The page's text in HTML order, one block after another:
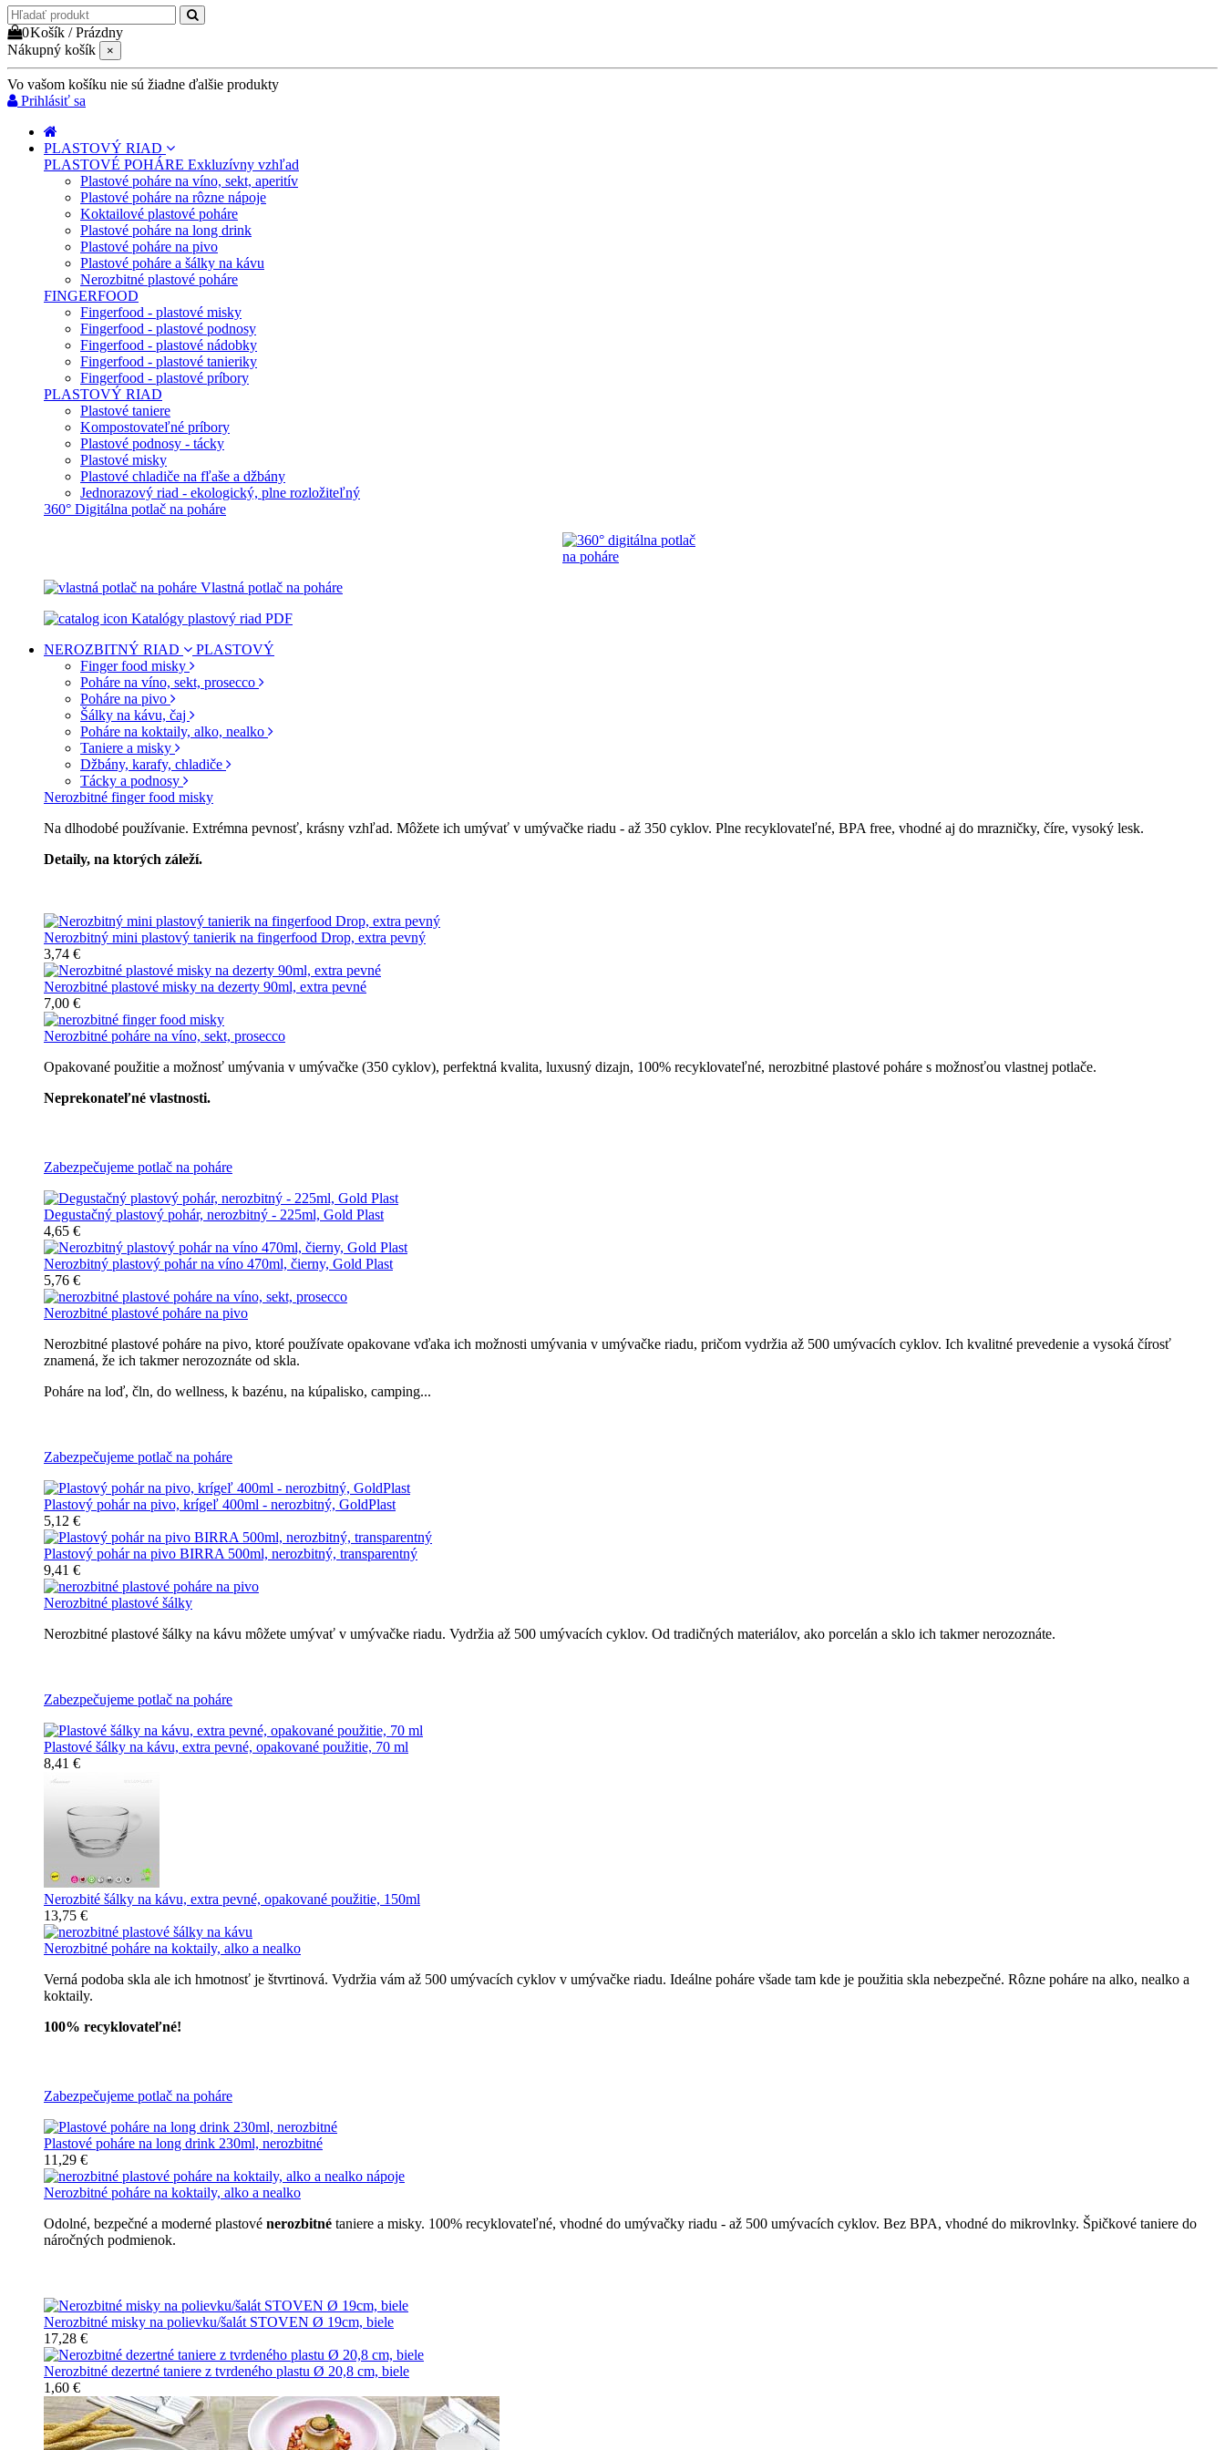
0Košík /Prázdny
Nákupný košík
×
Vo vašom košíku nie sú žiadne ďalšie produkty
Prihlásiť sa
PLASTOVÝ RIAD
PLASTOVÉ POHÁRE Exkluzívny vzhľad
Plastové poháre na víno, sekt, aperitív
Plastové poháre na rôzne nápoje
Koktailové plastové poháre
Plastové poháre na long drink
Plastové poháre na pivo
Plastové poháre a šálky na kávu
Nerozbitné plastové poháre
FINGERFOOD
Fingerfood - plastové misky
Fingerfood - plastové podnosy
Fingerfood - plastové nádobky
Fingerfood - plastové tanieriky
Fingerfood - plastové príbory
PLASTOVÝ RIAD
Plastové taniere
Kompostovateľné príbory
Plastové podnosy - tácky
Plastové misky
Plastové chladiče na fľaše a džbány
Jednorazový riad - ekologický, plne rozložiteľný
360° Digitálna potlač na poháre
Vlastná potlač na poháre
Katalógy plastový riad PDF
NEROZBITNÝ RIAD
PLASTOVÝ
Finger food misky
Poháre na víno, sekt, prosecco
Poháre na pivo
Šálky na kávu, čaj
Poháre na koktaily, alko, nealko
Taniere a misky
Džbány, karafy, chladiče
Tácky a podnosy
Nerozbitné finger food misky
Na dlhodobé používanie. Extrémna pevnosť, krásny vzhľad. Môžete ich umývať v umývačke riadu - až 350 cyklov. Plne recyklovateľné, BPA free, vhodné aj do mrazničky, číre, vysoký lesk.
Detaily, na ktorých záleží.
Nerozbitný mini plastový tanierik na fingerfood Drop, extra pevný
3,74 €
Nerozbitné plastové misky na dezerty 90ml, extra pevné
7,00 €
Nerozbitné poháre na víno, sekt, prosecco
Opakované použitie a možnosť umývania v umývačke (350 cyklov), perfektná kvalita, luxusný dizajn, 100% recyklovateľné, nerozbitné plastové poháre s možnosťou vlastnej potlače.
Neprekonateľné vlastnosti.
Zabezpečujeme potlač na poháre
Degustačný plastový pohár, nerozbitný - 225ml, Gold Plast
4,65 €
Nerozbitný plastový pohár na víno 470ml, čierny, Gold Plast
5,76 €
Nerozbitné plastové poháre na pivo
Nerozbitné plastové poháre na pivo, ktoré používate opakovane vďaka ich možnosti umývania v umývačke riadu, pričom vydržia až 500 umývacích cyklov. Ich kvalitné prevedenie a vysoká čírosť
znamená, že ich takmer nerozoznáte od skla.
Poháre na loď, čln, do wellness, k bazénu, na kúpalisko, camping...
Zabezpečujeme potlač na poháre
Plastový pohár na pivo, krígeľ 400ml - nerozbitný, GoldPlast
5,12 €
Plastový pohár na pivo BIRRA 500ml, nerozbitný, transparentný
9,41 €
Nerozbitné plastové šálky
Nerozbitné plastové šálky na kávu môžete umývať v umývačke riadu. Vydržia až 500 umývacích cyklov. Od tradičných materiálov, ako porcelán a sklo ich takmer nerozoznáte.
Zabezpečujeme potlač na poháre
Plastové šálky na kávu, extra pevné, opakované použitie, 70 ml
8,41 €
Nerozbité šálky na kávu, extra pevné, opakované použitie, 150ml
13,75 €
Nerozbitné poháre na koktaily, alko a nealko
Verná podoba skla ale ich hmotnosť je štvrtinová. Vydržia vám až 500 umývacích cyklov v umývačke riadu. Ideálne poháre všade tam kde je použitia skla nebezpečné. Rôzne poháre na alko, nealko a
koktaily.
100% recyklovateľné!
Zabezpečujeme potlač na poháre
Plastové poháre na long drink 230ml, nerozbitné
11,29 €
Nerozbitné poháre na koktaily, alko a nealko
Odolné, bezpečné a moderné plastové nerozbitné taniere a misky. 100% recyklovateľné, vhodné do umývačky riadu - až 500 umývacích cyklov. Bez BPA, vhodné do mikrovlnky. Špičkové taniere do
náročných podmienok.
Nerozbitné misky na polievku/šalát STOVEN Ø 19cm, biele
17,28 €
Nerozbitné dezertné taniere z tvrdeného plastu Ø 20,8 cm, biele
1,60 €